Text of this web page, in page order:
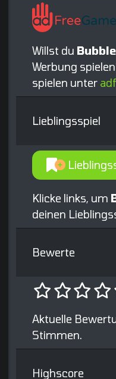
Willst du
Werbung
spielen unter
Lieblingsspiel
Klicke links, um
deinen
Bewerte
Aktuelle
Stimmen.
Highscore